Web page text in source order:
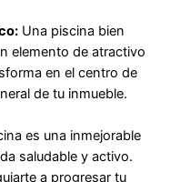
Una piscina bien
elemento de atractivo
en el centro de
de tu inmueble.
es una inmejorable
saludable y activo.
a progresar tu